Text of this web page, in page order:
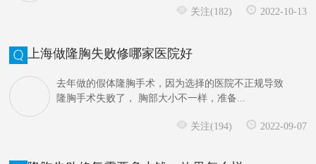
关注(182) 2022-10-13
上海做隆胸失败修哪家医院好
去年做的假体隆胸手术，因为选择的医院不正规导致
隆胸手术失败了， 胸部大小不一样，准备...
关注(194) 2022-09-07